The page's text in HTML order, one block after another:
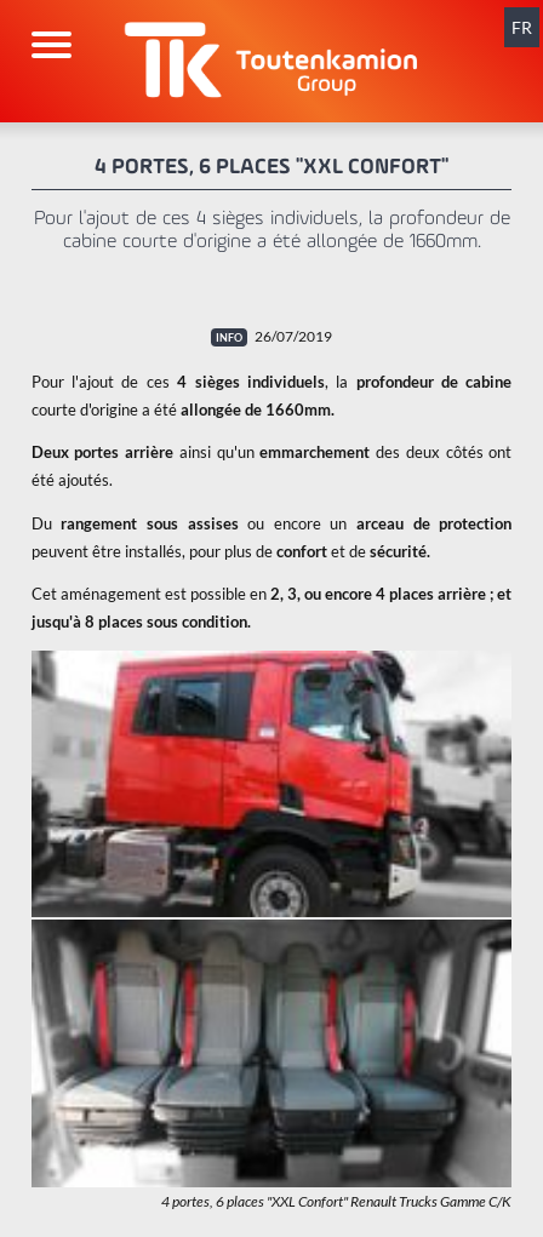
contenu
FR
4 PORTES, 6 PLACES "XXL CONFORT"
Pour l'ajout de ces 4 sièges individuels, la profondeur de
cabine courte d'origine a été allongée de 1660mm.
26/07/2019
Pour l'ajout de ces4 sièges individuels, la profondeur de cabine
courte d'origine a étéallongée de 1660mm.
Deux portes arrière ainsi qu'unemmarchement des deux côtés ont
été ajoutés.
Durangement sous assisesou encore unarceau de protection
peuvent être installés, pour plus deconfortet desécurité.
Cet aménagement est possible en2, 3, ou encore 4 places arrière ; et
jusqu'à 8 places sous condition.
4 portes, 6 places "XXL Confort" Renault Trucks Gamme C/K